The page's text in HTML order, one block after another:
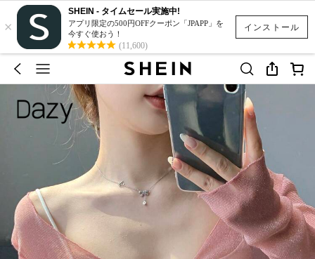
インストール
×
SHEIN - タイムセール実施中!
アプリ限定の500円OFFクーポン「JPAPP」を
今すぐ使おう！
(11,600)